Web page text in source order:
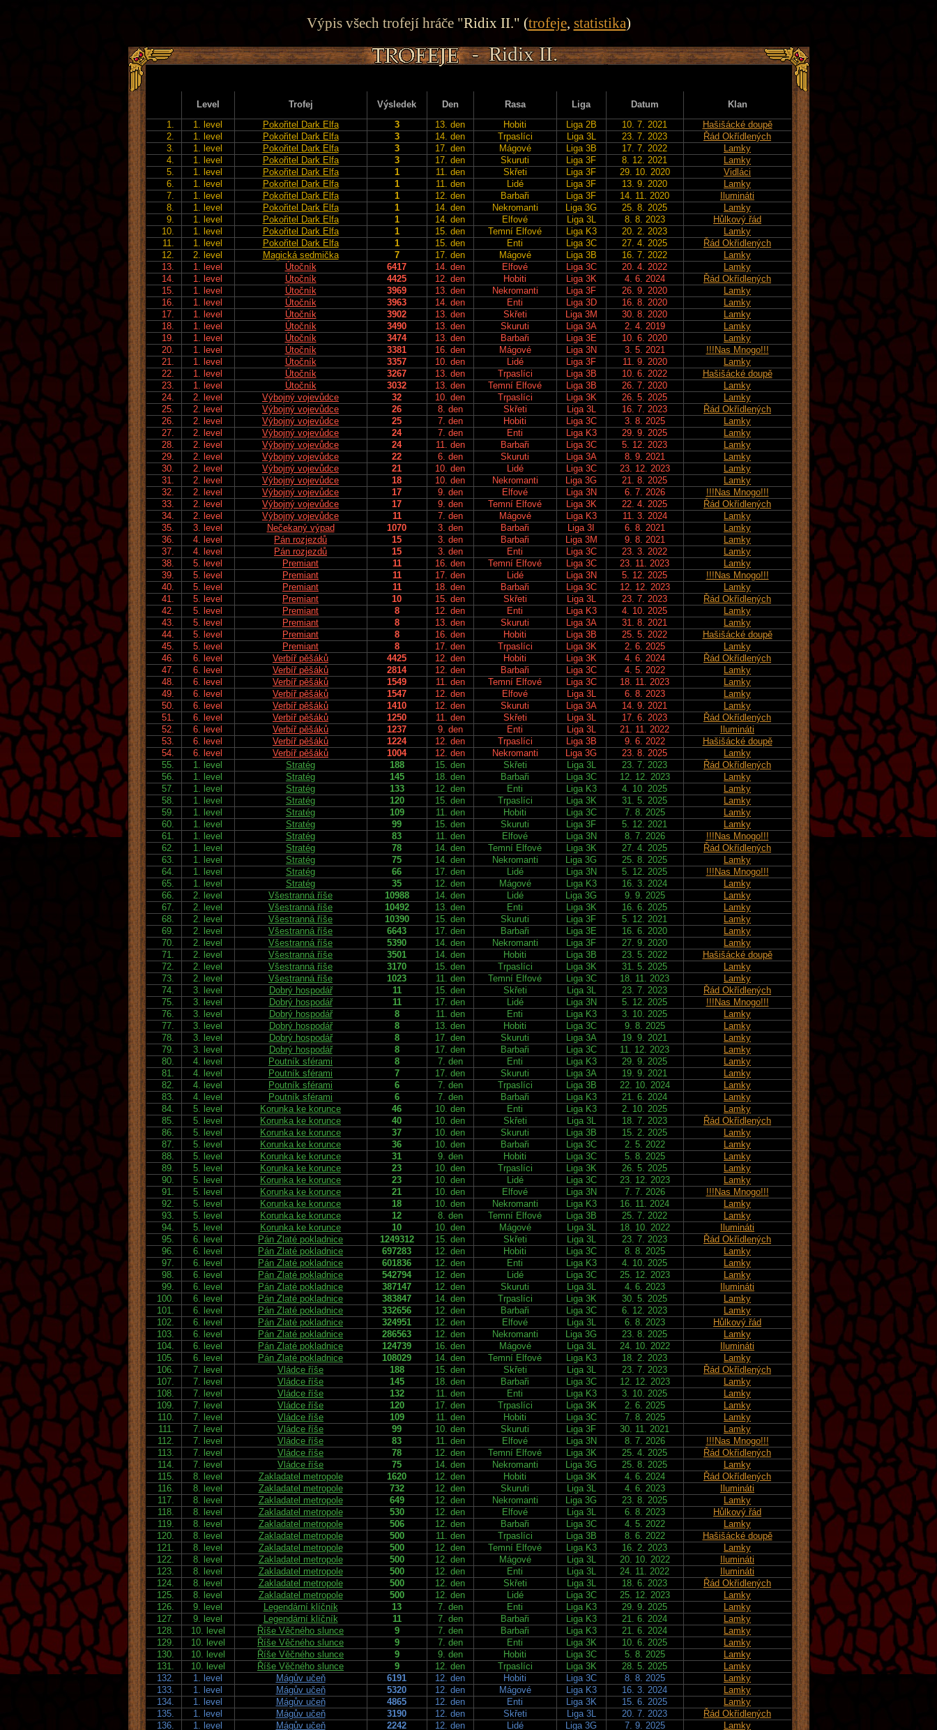
Výpis všech trofejí hráče "Ridix II." (trofeje, statistika)
- Ridix II.
- Ridix II.
- Ridix II.
- Ridix II.
- Ridix II.
Level Trofej Výsledek Den Rasa Liga Datum
Klan
1.
1. level Pokořitel Dark Elfa 3 13. den Hobiti Liga 2B 10. 7. 2021
Hašišácké doupě
2.
1. level Pokořitel Dark Elfa 3 14. den Trpaslíci Liga 3L 23. 7. 2023
Řád Okřídlených
3.
1. level Pokořitel Dark Elfa 3 17. den Mágové Liga 3B 17. 7. 2022
Lamky
4.
1. level Pokořitel Dark Elfa 3 17. den Skuruti Liga 3F 8. 12. 2021
Lamky
5.
1. level Pokořitel Dark Elfa 1 11. den Skřeti Liga 3F 29. 10. 2020
Vidláci
6.
1. level Pokořitel Dark Elfa 1 11. den Lidé Liga 3F 13. 9. 2020
Lamky
7.
1. level Pokořitel Dark Elfa 1 12. den Barbaři Liga 3F 14. 11. 2020
Ilumináti
8.
1. level Pokořitel Dark Elfa 1 14. den Nekromanti Liga 3G 25. 8. 2025
Lamky
9.
1. level Pokořitel Dark Elfa 1 14. den Elfové Liga 3L 8. 8. 2023
Hůlkový řád
10.
1. level Pokořitel Dark Elfa 1 15. den Temní Elfové Liga K3 20. 2. 2023
Lamky
11.
1. level Pokořitel Dark Elfa 1 15. den Enti Liga 3C 27. 4. 2025
Řád Okřídlených
12.
2. level Magická sedmička 7 17. den Mágové Liga 3B 16. 7. 2022
Lamky
13.
1. level Útočník 6417 14. den Elfové Liga 3C 20. 4. 2022
Lamky
14.
1. level Útočník 4425 12. den Hobiti Liga 3K 4. 6. 2024
Řád Okřídlených
15.
1. level Útočník 3969 13. den Nekromanti Liga 3F 26. 9. 2020
Lamky
16.
1. level Útočník 3963 14. den Enti Liga 3D 16. 8. 2020
Lamky
17.
1. level Útočník 3902 13. den Skřeti Liga 3M 30. 8. 2020
Lamky
18.
1. level Útočník 3490 13. den Skuruti Liga 3A 2. 4. 2019
Lamky
19.
1. level Útočník 3474 13. den Barbaři Liga 3E 10. 6. 2020
Lamky
20.
1. level Útočník 3381 16. den Mágové Liga 3N 3. 5. 2021
!!!Nas Mnogo!!!
21.
1. level Útočník 3357 10. den Lidé Liga 3F 11. 9. 2020
Lamky
22.
1. level Útočník 3267 13. den Trpaslíci Liga 3B 10. 6. 2022
Hašišácké doupě
23.
1. level Útočník 3032 13. den Temní Elfové Liga 3B 26. 7. 2020
Lamky
24.
2. level Výbojný vojevůdce 32 10. den Trpaslíci Liga 3K 26. 5. 2025
Lamky
25.
2. level Výbojný vojevůdce 26 8. den Skřeti Liga 3L 16. 7. 2023
Řád Okřídlených
26.
2. level Výbojný vojevůdce 25 7. den Hobiti Liga 3C 3. 8. 2025
Lamky
27.
2. level Výbojný vojevůdce 24 7. den Enti Liga K3 29. 9. 2025
Lamky
28.
2. level Výbojný vojevůdce 24 11. den Barbaři Liga 3C 5. 12. 2023
Lamky
29.
2. level Výbojný vojevůdce 22 6. den Skuruti Liga 3A 8. 9. 2021
Lamky
30.
2. level Výbojný vojevůdce 21 10. den Lidé Liga 3C 23. 12. 2023
Lamky
31.
2. level Výbojný vojevůdce 18 10. den Nekromanti Liga 3G 21. 8. 2025
Lamky
32.
2. level Výbojný vojevůdce 17 9. den Elfové Liga 3N 6. 7. 2026
!!!Nas Mnogo!!!
33.
2. level Výbojný vojevůdce 17 9. den Temní Elfové Liga 3K 22. 4. 2025
Řád Okřídlených
34.
2. level Výbojný vojevůdce 11 7. den Mágové Liga K3 11. 3. 2024
Lamky
35.
3. level Nečekaný výpad 1070 3. den Barbaři Liga 3I 6. 8. 2021
Lamky
36.
4. level Pán rozjezdů 15 3. den Barbaři Liga 3M 9. 8. 2021
Lamky
37.
4. level Pán rozjezdů 15 3. den Enti Liga 3C 23. 3. 2022
Lamky
38.
5. level Premiant 11 16. den Temní Elfové Liga 3C 23. 11. 2023
Lamky
39.
5. level Premiant 11 17. den Lidé Liga 3N 5. 12. 2025
!!!Nas Mnogo!!!
40.
5. level Premiant 11 18. den Barbaři Liga 3C 12. 12. 2023
Lamky
41.
5. level Premiant 10 15. den Skřeti Liga 3L 23. 7. 2023
Řád Okřídlených
42.
5. level Premiant 8 12. den Enti Liga K3 4. 10. 2025
Lamky
43.
5. level Premiant 8 13. den Skuruti Liga 3A 31. 8. 2021
Lamky
44.
5. level Premiant 8 16. den Hobiti Liga 3B 25. 5. 2022
Hašišácké doupě
45.
5. level Premiant 8 17. den Trpaslíci Liga 3K 2. 6. 2025
Lamky
46.
6. level Verbíř pěšáků 4425 12. den Hobiti Liga 3K 4. 6. 2024
Řád Okřídlených
47.
6. level Verbíř pěšáků 2814 12. den Barbaři Liga 3C 4. 5. 2022
Lamky
48.
6. level Verbíř pěšáků 1549 11. den Temní Elfové Liga 3C 18. 11. 2023
Lamky
49.
6. level Verbíř pěšáků 1547 12. den Elfové Liga 3L 6. 8. 2023
Lamky
50.
6. level Verbíř pěšáků 1410 12. den Skuruti Liga 3A 14. 9. 2021
Lamky
51.
6. level Verbíř pěšáků 1250 11. den Skřeti Liga 3L 17. 6. 2023
Řád Okřídlených
52.
6. level Verbíř pěšáků 1237 9. den Enti Liga 3L 21. 11. 2022
Ilumináti
53.
6. level Verbíř pěšáků 1224 12. den Trpaslíci Liga 3B 9. 6. 2022
Hašišácké doupě
54.
6. level Verbíř pěšáků 1004 12. den Nekromanti Liga 3G 23. 8. 2025
Lamky
55.
1. level Stratég 188 15. den Skřeti Liga 3L 23. 7. 2023
Řád Okřídlených
56.
1. level Stratég 145 18. den Barbaři Liga 3C 12. 12. 2023
Lamky
57.
1. level Stratég 133 12. den Enti Liga K3 4. 10. 2025
Lamky
58.
1. level Stratég 120 15. den Trpaslíci Liga 3K 31. 5. 2025
Lamky
59.
1. level Stratég 109 11. den Hobiti Liga 3C 7. 8. 2025
Lamky
60.
1. level Stratég 99 15. den Skuruti Liga 3F 5. 12. 2021
Lamky
61.
1. level Stratég 83 11. den Elfové Liga 3N 8. 7. 2026
!!!Nas Mnogo!!!
62.
1. level Stratég 78 14. den Temní Elfové Liga 3K 27. 4. 2025
Řád Okřídlených
63.
1. level Stratég 75 14. den Nekromanti Liga 3G 25. 8. 2025
Lamky
64.
1. level Stratég 66 17. den Lidé Liga 3N 5. 12. 2025
!!!Nas Mnogo!!!
65.
1. level Stratég 35 12. den Mágové Liga K3 16. 3. 2024
Lamky
66.
2. level Všestranná říše 10988 14. den Lidé Liga 3G 9. 9. 2025
Lamky
67.
2. level Všestranná říše 10492 13. den Enti Liga 3K 16. 6. 2025
Lamky
68.
2. level Všestranná říše 10390 15. den Skuruti Liga 3F 5. 12. 2021
Lamky
69.
2. level Všestranná říše 6643 17. den Barbaři Liga 3E 16. 6. 2020
Lamky
70.
2. level Všestranná říše 5390 14. den Nekromanti Liga 3F 27. 9. 2020
Lamky
71.
2. level Všestranná říše 3501 14. den Hobiti Liga 3B 23. 5. 2022
Hašišácké doupě
72.
2. level Všestranná říše 3170 15. den Trpaslíci Liga 3K 31. 5. 2025
Lamky
73.
2. level Všestranná říše 1023 11. den Temní Elfové Liga 3C 18. 11. 2023
Lamky
74.
3. level Dobrý hospodář 11 15. den Skřeti Liga 3L 23. 7. 2023
Řád Okřídlených
75.
3. level Dobrý hospodář 11 17. den Lidé Liga 3N 5. 12. 2025
!!!Nas Mnogo!!!
76.
3. level Dobrý hospodář 8 11. den Enti Liga K3 3. 10. 2025
Lamky
77.
3. level Dobrý hospodář 8 13. den Hobiti Liga 3C 9. 8. 2025
Lamky
78.
3. level Dobrý hospodář 8 17. den Skuruti Liga 3A 19. 9. 2021
Lamky
79.
3. level Dobrý hospodář 8 17. den Barbaři Liga 3C 11. 12. 2023
Lamky
80.
4. level Poutník sférami 8 7. den Enti Liga K3 29. 9. 2025
Lamky
81.
4. level Poutník sférami 7 17. den Skuruti Liga 3A 19. 9. 2021
Lamky
82.
4. level Poutník sférami 6 7. den Trpaslíci Liga 3B 22. 10. 2024
Lamky
83.
4. level Poutník sférami 6 7. den Barbaři Liga K3 21. 6. 2024
Lamky
84.
5. level Korunka ke korunce 46 10. den Enti Liga K3 2. 10. 2025
Lamky
85.
5. level Korunka ke korunce 40 10. den Skřeti Liga 3L 18. 7. 2023
Řád Okřídlených
86.
5. level Korunka ke korunce 37 10. den Skuruti Liga 3B 15. 2. 2025
Lamky
87.
5. level Korunka ke korunce 36 10. den Barbaři Liga 3C 2. 5. 2022
Lamky
88.
5. level Korunka ke korunce 31 9. den Hobiti Liga 3C 5. 8. 2025
Lamky
89.
5. level Korunka ke korunce 23 10. den Trpaslíci Liga 3K 26. 5. 2025
Lamky
90.
5. level Korunka ke korunce 23 10. den Lidé Liga 3C 23. 12. 2023
Lamky
91.
5. level Korunka ke korunce 21 10. den Elfové Liga 3N 7. 7. 2026
!!!Nas Mnogo!!!
92.
5. level Korunka ke korunce 18 10. den Nekromanti Liga K3 16. 11. 2024
Lamky
93.
5. level Korunka ke korunce 12 8. den Temní Elfové Liga 3B 25. 7. 2022
Lamky
94.
5. level Korunka ke korunce 10 10. den Mágové Liga 3L 18. 10. 2022
Ilumináti
95.
6. level Pán Zlaté pokladnice 1249312 15. den Skřeti Liga 3L 23. 7. 2023
Řád Okřídlených
96.
6. level Pán Zlaté pokladnice 697283 12. den Hobiti Liga 3C 8. 8. 2025
Lamky
97.
6. level Pán Zlaté pokladnice 601836 12. den Enti Liga K3 4. 10. 2025
Lamky
98.
6. level Pán Zlaté pokladnice 542794 12. den Lidé Liga 3C 25. 12. 2023
Lamky
99.
6. level Pán Zlaté pokladnice 387147 12. den Skuruti Liga 3L 4. 6. 2023
Ilumináti
100.
6. level Pán Zlaté pokladnice 383847 14. den Trpaslíci Liga 3K 30. 5. 2025
Lamky
101.
6. level Pán Zlaté pokladnice 332656 12. den Barbaři Liga 3C 6. 12. 2023
Lamky
102.
6. level Pán Zlaté pokladnice 324951 12. den Elfové Liga 3L 6. 8. 2023
Hůlkový řád
103.
6. level Pán Zlaté pokladnice 286563 12. den Nekromanti Liga 3G 23. 8. 2025
Lamky
104.
6. level Pán Zlaté pokladnice 124739 16. den Mágové Liga 3L 24. 10. 2022
Ilumináti
105.
6. level Pán Zlaté pokladnice 108029 14. den Temní Elfové Liga K3 18. 2. 2023
Lamky
106.
7. level Vládce říše 188 15. den Skřeti Liga 3L 23. 7. 2023
Řád Okřídlených
107.
7. level Vládce říše 145 18. den Barbaři Liga 3C 12. 12. 2023
Lamky
108.
7. level Vládce říše 132 11. den Enti Liga K3 3. 10. 2025
Lamky
109.
7. level Vládce říše 120 17. den Trpaslíci Liga 3K 2. 6. 2025
Lamky
110.
7. level Vládce říše 109 11. den Hobiti Liga 3C 7. 8. 2025
Lamky
111.
7. level Vládce říše 99 10. den Skuruti Liga 3F 30. 11. 2021
Lamky
112.
7. level Vládce říše 83 11. den Elfové Liga 3N 8. 7. 2026
!!!Nas Mnogo!!!
113.
7. level Vládce říše 78 12. den Temní Elfové Liga 3K 25. 4. 2025
Řád Okřídlených
114.
7. level Vládce říše 75 14. den Nekromanti Liga 3G 25. 8. 2025
Lamky
115.
8. level Zakladatel metropole 1620 12. den Hobiti Liga 3K 4. 6. 2024
Řád Okřídlených
116.
8. level Zakladatel metropole 732 12. den Skuruti Liga 3L 4. 6. 2023
Ilumináti
117.
8. level Zakladatel metropole 649 12. den Nekromanti Liga 3G 23. 8. 2025
Lamky
118.
8. level Zakladatel metropole 530 12. den Elfové Liga 3L 6. 8. 2023
Hůlkový řád
119.
8. level Zakladatel metropole 506 12. den Barbaři Liga 3C 4. 5. 2022
Lamky
120.
8. level Zakladatel metropole 500 11. den Trpaslíci Liga 3B 8. 6. 2022
Hašišácké doupě
121.
8. level Zakladatel metropole 500 12. den Temní Elfové Liga K3 16. 2. 2023
Lamky
122.
8. level Zakladatel metropole 500 12. den Mágové Liga 3L 20. 10. 2022
Ilumináti
123.
8. level Zakladatel metropole 500 12. den Enti Liga 3L 24. 11. 2022
Ilumináti
124.
8. level Zakladatel metropole 500 12. den Skřeti Liga 3L 18. 6. 2023
Řád Okřídlených
125.
8. level Zakladatel metropole 500 12. den Lidé Liga 3C 25. 12. 2023
Lamky
126.
9. level Legendární klíčník 13 7. den Enti Liga K3 29. 9. 2025
Lamky
127.
9. level Legendární klíčník 11 7. den Barbaři Liga K3 21. 6. 2024
Lamky
128.
10. level Říše Věčného slunce 9 7. den Barbaři Liga K3 21. 6. 2024
Lamky
129.
10. level Říše Věčného slunce 9 7. den Enti Liga 3K 10. 6. 2025
Lamky
130.
10. level Říše Věčného slunce 9 9. den Hobiti Liga 3C 5. 8. 2025
Lamky
131.
10. level Říše Věčného slunce 9 12. den Trpaslíci Liga 3K 28. 5. 2025
Lamky
132.
1. level Mágův učeň 6191 12. den Hobiti Liga 3C 8. 8. 2025
Lamky
133.
1. level Mágův učeň 5320 12. den Mágové Liga K3 16. 3. 2024
Lamky
134.
1. level Mágův učeň 4865 12. den Enti Liga 3K 15. 6. 2025
Lamky
135.
1. level Mágův učeň 3190 12. den Skřeti Liga 3L 20. 7. 2023
Řád Okřídlených
136.
1. level Mágův učeň 2242 12. den Lidé Liga 3G 7. 9. 2025
Lamky